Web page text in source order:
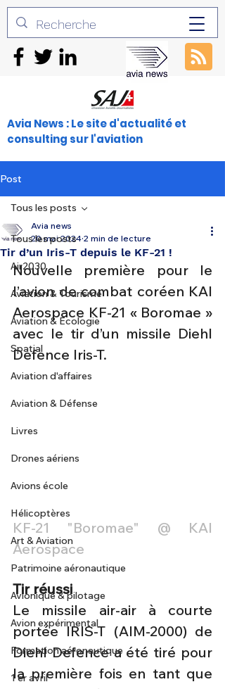
Avia News : Le site d'actualité et
consulting sur l'aviation
Post
Tous les posts
Air2030
Aviation & Tourisme
Aviation & Ecologie
Spatial
Aviation d'affaires
Aviation & Défense
Livres
Drones aériens
Avions école
Hélicoptères
Art & Aviation
Patrimoine aéronautique
Avionique & pilotage
Avion expérimental
Formation aéronautique
1 er avril
Tous les posts
Tir d’un Iris-T depuis le KF-21 !
Avia news
20 mai 2024 2 min de lecture
Nouvelle première pour le
l’avion de combat coréen KAI
Aerospace KF-21 « Boromae »
avec le tir d’un missile Diehl
Defence Iris-T.
KF-21 "Boromae" @ KAI
Aerospace
Tir réussi
Le missile air-air à courte
portée IRIS-T (AIM-2000) de
Diehl Defence a été tiré pour
la première fois en tant que